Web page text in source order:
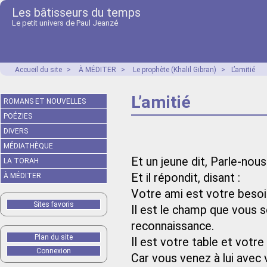
Les bâtisseurs du temps
Le petit univers de Paul Jeanzé
Accueil du site > À MÉDITER > Le prophète (Khalil Gibran) > L’amitié
L’amitié
Et un jeune dit, Parle-
Et il répondit, disant :
Votre ami est votre
Il est le champ que
reconnaissance.
Il est votre table et votre
Car vous venez à lui
ROMANS ET NOUVELLES
POÉZIES
DIVERS
MÉDIATHÈQUE
LA TORAH
À MÉDITER
Sites favoris
Plan du site
Connexion